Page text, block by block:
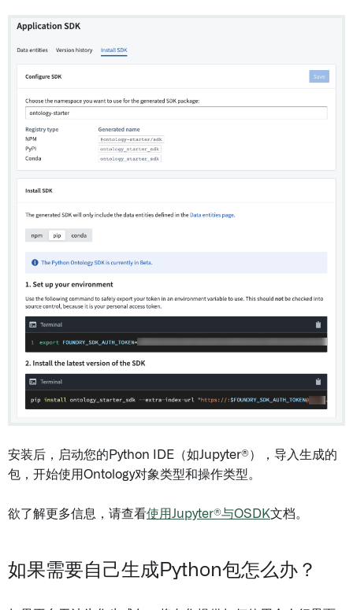
安装后，启动您的Python IDE（如Jupyter®），导入生成的
包，开始使用Ontology对象类型和操作类型。
欲了解更多信息，请查看使用Jupyter®与OSDK文档。
如果需要自己生成Python包怎么办？